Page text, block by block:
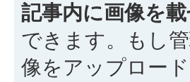
記事内に画像を
できます。もし
像をアップロー